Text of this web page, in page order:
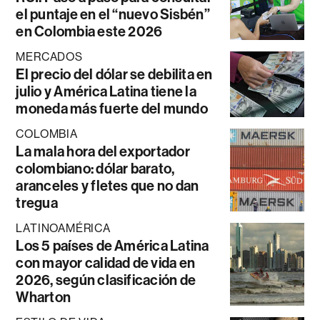
el puntaje en el “nuevo Sisbén”
en Colombia este 2026
MERCADOS
El precio del dólar se debilita en
julio y América Latina tiene la
moneda más fuerte del mundo
COLOMBIA
La mala hora del exportador
colombiano: dólar barato,
aranceles y fletes que no dan
tregua
LATINOAMÉRICA
Los 5 países de América Latina
con mayor calidad de vida en
2026, según clasificación de
Wharton